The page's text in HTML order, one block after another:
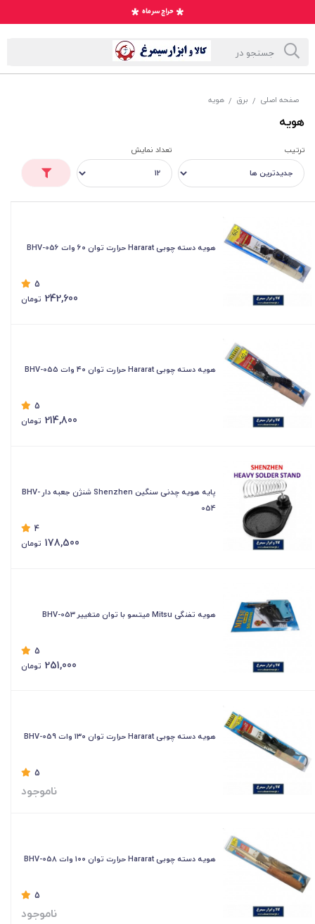
صفحه اصلی / برق / هویه
هویه
ترتیب تعداد نمایش
هویه دسته چوبی Hararat حرارت توان ۶۰ وات BHV-056
5
242,600 تومان
هویه دسته چوبی Hararat حرارت توان ۴۰ وات BHV-055
5
214,800 تومان
پایه هویه چدنی سنگین Shenzhen شنژن جعبه دار BHV-
054
4
178,500 تومان
هویه تفنگی Mitsu میتسو با توان متغییر BHV-053
5
251,000 تومان
هویه دسته چوبی Hararat حرارت توان ۱۳۰ وات BHV-059
5
ناموجود
هویه دسته چوبی Hararat حرارت توان ۱۰۰ وات BHV-058
5
ناموجود